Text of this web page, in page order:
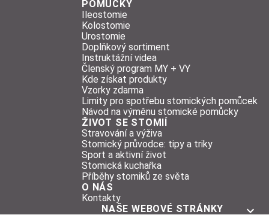
POMŮCKY
Ileostomie
Kolostomie
Urostomie
Doplňkový sortiment
Instruktážní videa
Členský program MY + VY
Kde získat produkty
Vzorky zdarma
Limity pro spotřebu stomických pomůcek
Návod na výměnu stomické pomůcky
ŽIVOT SE STOMIÍ
Stravování a výživa
Stomický průvodce: tipy a triky
Sport a aktivní život
Stomická kuchařka
Příběhy stomiků ze světa
O NÁS
Kontakty
NAŠE WEBOVÉ STRÁNKY